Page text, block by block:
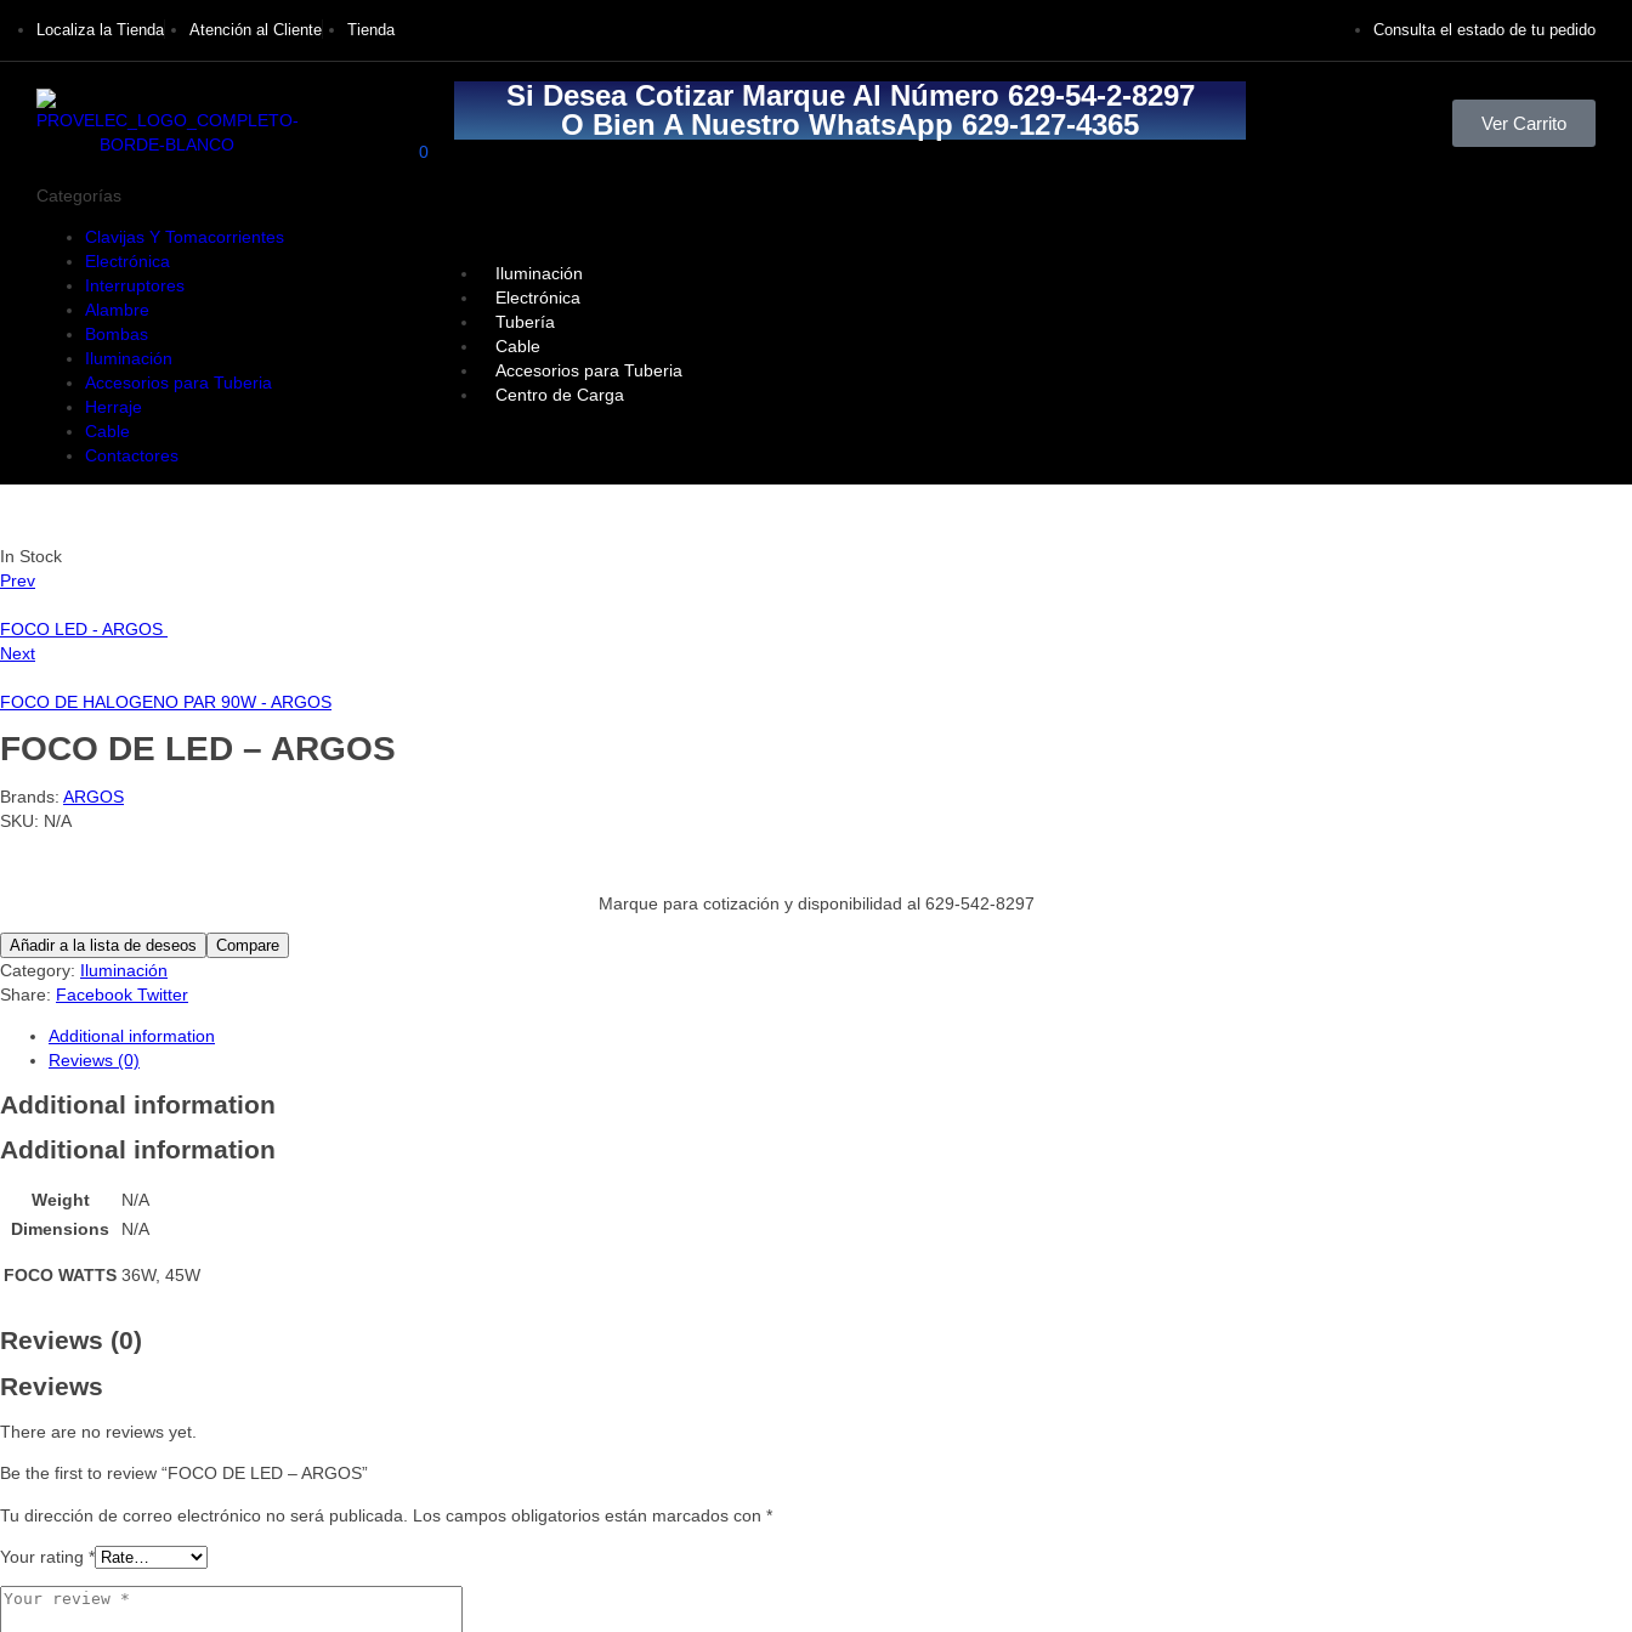
Localiza la Tienda Atención al Cliente Tienda Consulta el estado de tu pedido
Si Desea Cotizar Marque Al Número 629-54-2-8297
O Bien A Nuestro WhatsApp 629-127-4365
0
Ver Carrito
Categorías
Clavijas Y Tomacorrientes
Electrónica
Interruptores
Alambre
Bombas
Iluminación
Accesorios para Tuberia
Herraje
Cable
Contactores
Iluminación
Electrónica
Tubería
Cable
Accesorios para Tuberia
Centro de Carga
In Stock
Prev
FOCO LED - ARGOS
Next
FOCO DE HALOGENO PAR 90W - ARGOS
FOCO DE LED – ARGOS
Brands: ARGOS
SKU: N/A
Marque para cotización y disponibilidad al 629-542-8297
Añadir a la lista de deseos Compare
Category: Iluminación
Share: Facebook Twitter
Additional information
Reviews (0)
Additional information
Additional information
Weight
N/A
Dimensions
N/A
FOCO WATTS 36W, 45W
Reviews (0)
Reviews
There are no reviews yet.
Be the first to review “FOCO DE LED – ARGOS”
Tu dirección de correo electrónico no será publicada. Los campos obligatorios están marcados con *
Your rating *